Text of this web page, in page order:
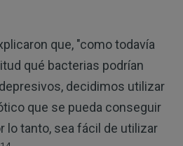
que, "como todavía
qué bacterias podrían
decidimos utilizar
que se pueda conseguir
lo tanto, sea fácil de utilizar